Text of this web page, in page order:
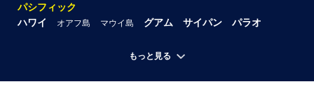
パシフィック
ハワイ
オアフ島 マウイ島 グアム サイパン パラオ
もっと見る